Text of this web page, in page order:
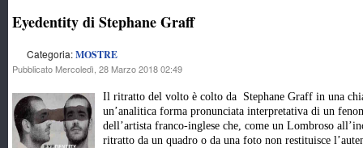
Eyedentity di Stephane Graff
Categoria:MOSTRE
Pubblicato Mercoledì, 28 Marzo 2018 02:49
Il ritratto del volto è colto da Stephane Graff in una
un’analitica forma pronunciata interpretativa di un
dell’artista franco-inglese che, come un Lombroso
ritratto da un quadro o da una foto non restituisce